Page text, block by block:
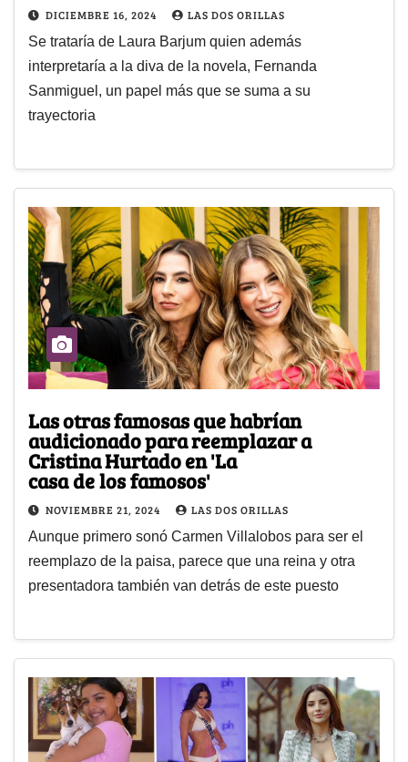
DICIEMBRE 16, 2024 LAS DOS ORILLAS
Se trataría de Laura Barjum quien además
interpretaría a la diva de la novela, Fernanda
Sanmiguel, un papel más que se suma a su
trayectoria
Las otras famosas que habrían
audicionado para reemplazar a
Cristina Hurtado en 'La
casa de los famosos'
NOVIEMBRE 21, 2024 LAS DOS ORILLAS
Aunque primero sonó Carmen Villalobos para ser el
reemplazo de la paisa, parece que una reina y otra
presentadora también van detrás de este puesto